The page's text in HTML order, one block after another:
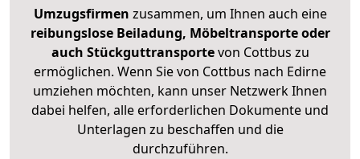
Umzugsfirmen zusammen, um Ihnen auch eine
reibungslose Beiladung, Möbeltransporte oder
auch Stückguttransportevon Cottbus zu
ermöglichen. Wenn Sie von Cottbus nach Edirne
umziehen möchten, kann unser Netzwerk Ihnen
dabei helfen, alle erforderlichen Dokumente und
Unterlagen zu beschaffen und die
durchzuführen.